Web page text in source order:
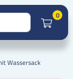
0
Wassersack